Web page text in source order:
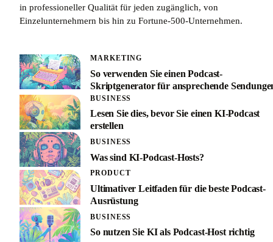
in professioneller Qualität für jeden zugänglich, von
Einzelunternehmern bis hin zu Fortune-500-Unternehmen.
MARKETING
So verwenden Sie einen Podcast-
Skriptgenerator für ansprechende
BUSINESS
Lesen Sie dies, bevor Sie einen KI-Podcast
erstellen
BUSINESS
Was sind KI-Podcast-Hosts?
PRODUCT
Ultimativer Leitfaden für die beste Podcast-
Ausrüstung
BUSINESS
So nutzen Sie KI als Podcast-Host richtig